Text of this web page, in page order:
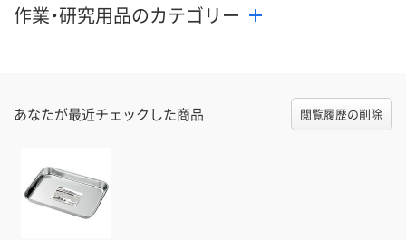
作業・研究用品のカテゴリー
あなたが最近チェックした商品 閲覧履歴の削除